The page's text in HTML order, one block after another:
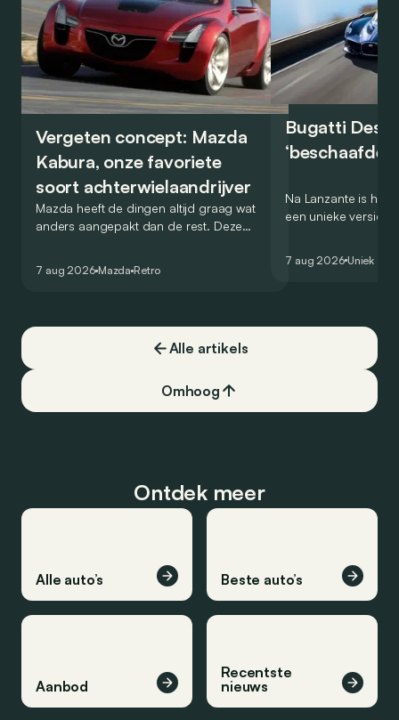
Vergeten concept: Mazda
Kabura, onze favoriete
soort achterwielaandrijver
Mazda heeft de dingen altijd graag wat
anders aangepakt dan de rest. Deze
7 aug 2026 Mazda Retro
Bugatti
‘beschaafde’
Na Lanzante is het
een unieke versie
7 aug 2026 Uniek
Alle artikels
Omhoog
Ontdek meer
Alle auto’s Beste auto’s
Aanbod
Recentste
nieuws